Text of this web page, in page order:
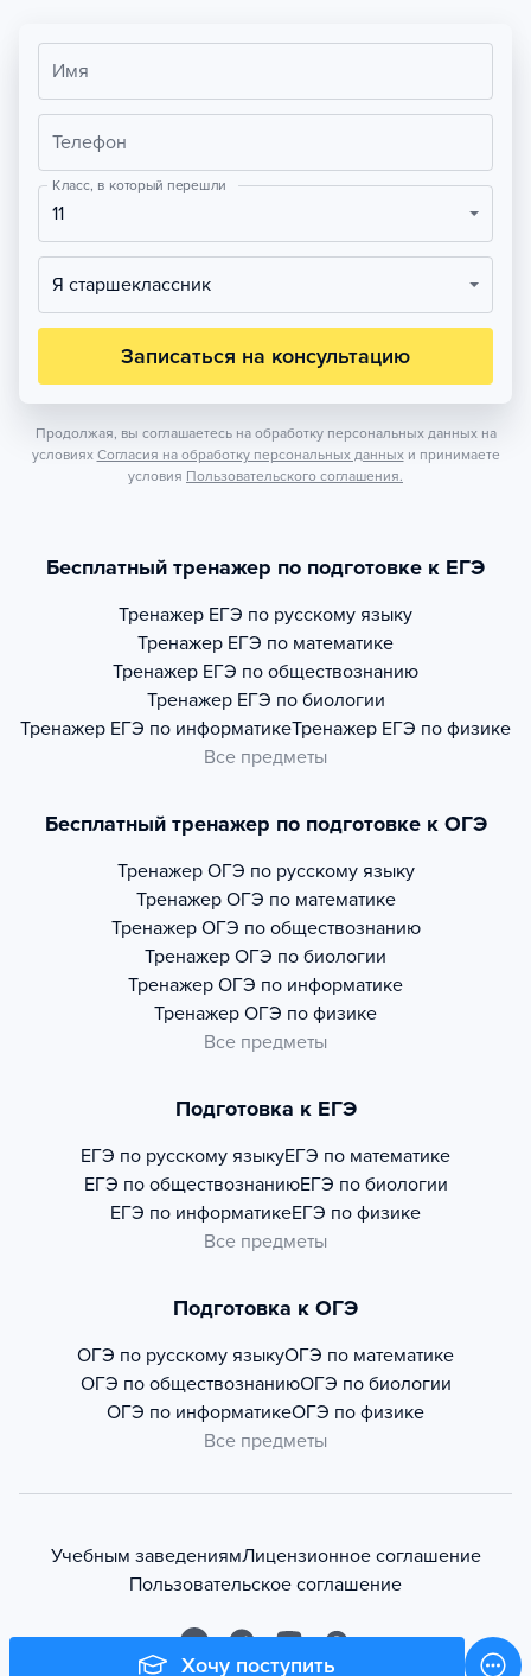
Хочу поступить
Имя
Телефон
Класс, в который перешли
11
Я старшеклассник
Записаться на консультацию
Продолжая, вы соглашаетесь на обработку персональных данных на
условиях Согласия на обработку персональных данных и принимаете
условия Пользовательского соглашения.
Бесплатный тренажер по подготовке к ЕГЭ
Тренажер ЕГЭ по русскому языку
Тренажер ЕГЭ по математике
Тренажер ЕГЭ по обществознанию
Тренажер ЕГЭ по биологии
Тренажер ЕГЭ по информатикеТренажер ЕГЭ по физике
Все предметы
Бесплатный тренажер по подготовке к ОГЭ
Тренажер ОГЭ по русскому языку
Тренажер ОГЭ по математике
Тренажер ОГЭ по обществознанию
Тренажер ОГЭ по биологии
Тренажер ОГЭ по информатике
Тренажер ОГЭ по физике
Все предметы
Подготовка к ЕГЭ
ЕГЭ по русскому языкуЕГЭ по математике
ЕГЭ по обществознаниюЕГЭ по биологии
ЕГЭ по информатикеЕГЭ по физике
Все предметы
Подготовка к ОГЭ
ОГЭ по русскому языкуОГЭ по математике
ОГЭ по обществознаниюОГЭ по биологии
ОГЭ по информатикеОГЭ по физике
Все предметы
Учебным заведениямЛицензионное соглашение
Пользовательское соглашение